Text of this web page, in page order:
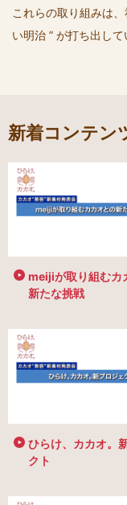
これらの取り組みは
い明治 ” が打ち出し
新着コンテン
meijiが取り組むカ
新たな挑戦
ひらけ、カカオ。
クト